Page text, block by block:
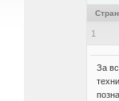
1
За